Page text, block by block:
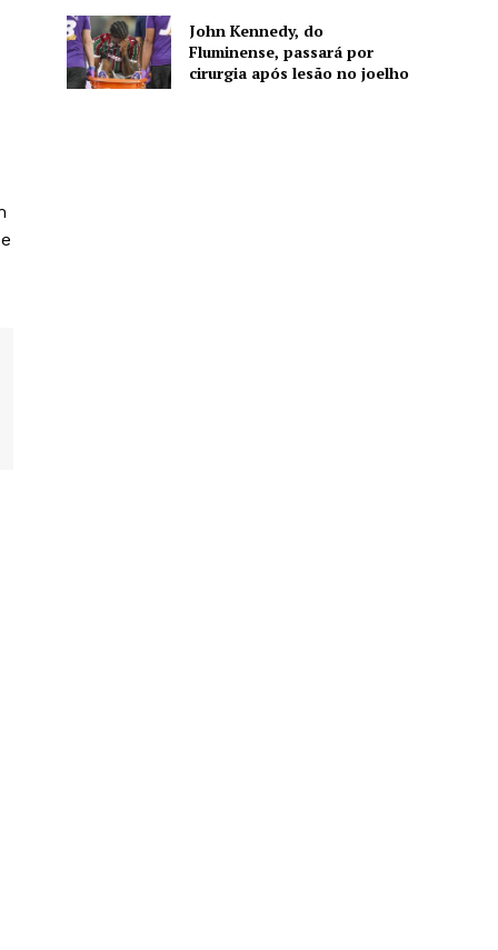
John Kennedy, do
Fluminense, passará por
cirurgia após lesão no joelho